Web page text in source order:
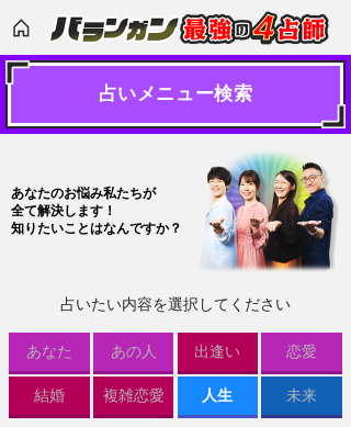
占いメニュー検索
あなたのお悩み私たちが
全て解決します！
知りたいことはなんですか？
占いたい内容を選択してください
あなた あの人 出逢い 恋愛
結婚 複雑恋愛 人生 未来